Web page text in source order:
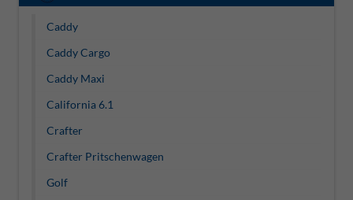
Caddy
Caddy Cargo
Caddy Maxi
California 6.1
Crafter
Crafter Pritschenwagen
Golf